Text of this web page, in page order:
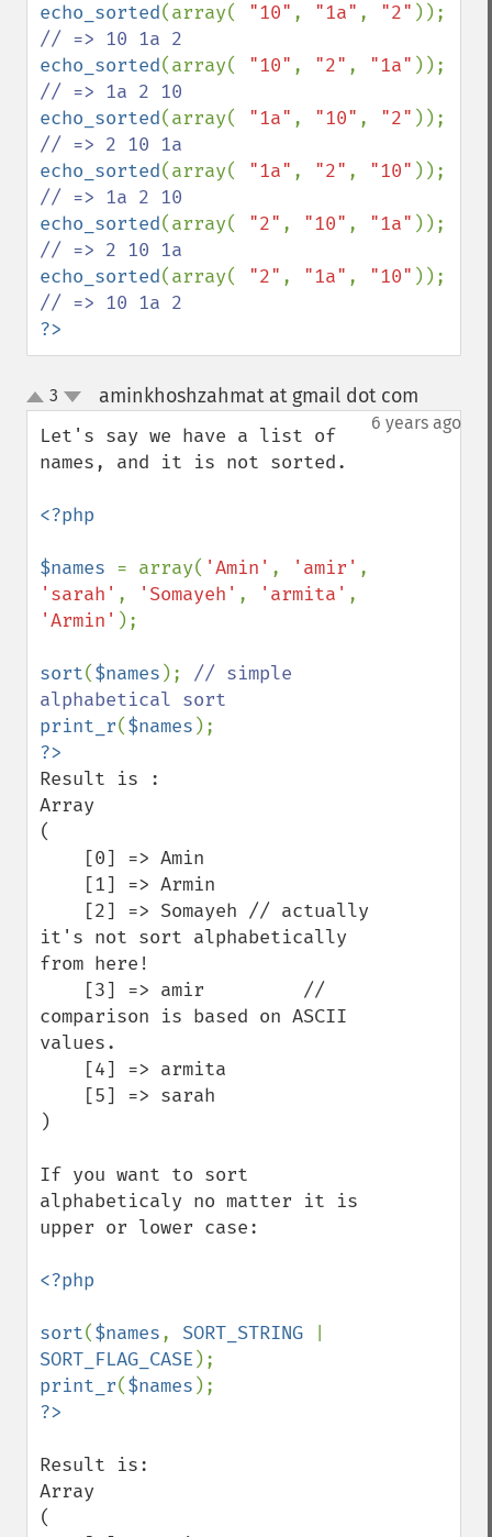
echo_sorted(array( "10" , "1a" , "2"
echo_sorted(array( "10" , "2" , "1a"
echo_sorted(array( "1a" , "10" , "2"
echo_sorted(array( "1a" , "2" , "10"
echo_sorted(array( "2" , "10" , "1a"
echo_sorted(array( "2" , "1a" , "10"
?>
up
down
3 aminkhoshzahmat at gmail dot com
6 years ago
Let's say we have a list of
names, and it is not sorted.
<?php
$names = array( 'Amin' , 'amir'
'sarah' , 'Somayeh' , 'armita'
'Armin' );
sort($names ); // simple
print_r($names
Result is :
Array
(
it's not sort alphabetically
from here!
comparison is based on ASCII
values.
)
If you want to sort
alphabeticaly no matter it is
upper or lower case:
<?php
sort($names, SORT_STRING
SORT_FLAG_CASE
print_r($names
Result is:
Array
(